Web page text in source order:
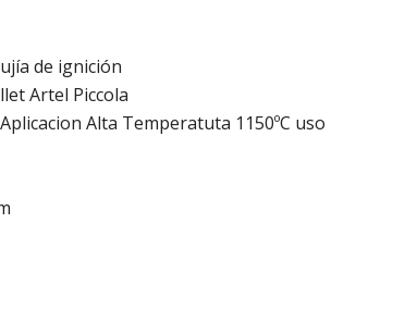
de ignición
Artel Piccola
Alta Temperatuta 1150ºC uso